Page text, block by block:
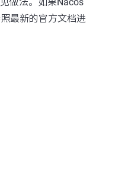
最新的官方文档进